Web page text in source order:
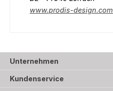
www.prodis-design.com
Unternehmen
Kundenservice